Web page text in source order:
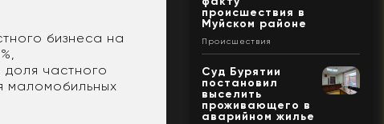
бизнеса на
доля частного
маломобильных
происшествия в
Муйском районе
Происшествия
Суд Бурятии
постановил
выселить
проживающего в
аварийном жилье